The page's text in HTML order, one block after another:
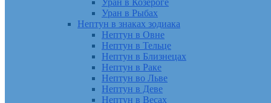
Уран в Козероге
Уран в Рыбах
Нептун в знаках зодиака
Нептун в Овне
Нептун в Тельце
Нептун в Близнецах
Нептун в Раке
Нептун во Льве
Нептун в Деве
Нептун в Весах